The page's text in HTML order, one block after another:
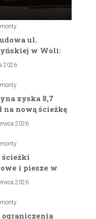
ul.
w Woli:
inwestycja
2026
zyska 8,7
na nową ścieżkę
między
2026
ścieżki
i piesze w
Suszec i
wsparciu
2026
ograniczenia